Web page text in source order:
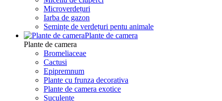
Microverdețuri
Iarba de gazon
Semințe de verdețuri pentu animale
Plante de camera
Plante de camera
Bromeliaceae
Cactusi
Epipremnum
Plante cu frunza decorativa
Plante de camera exotice
Suculente